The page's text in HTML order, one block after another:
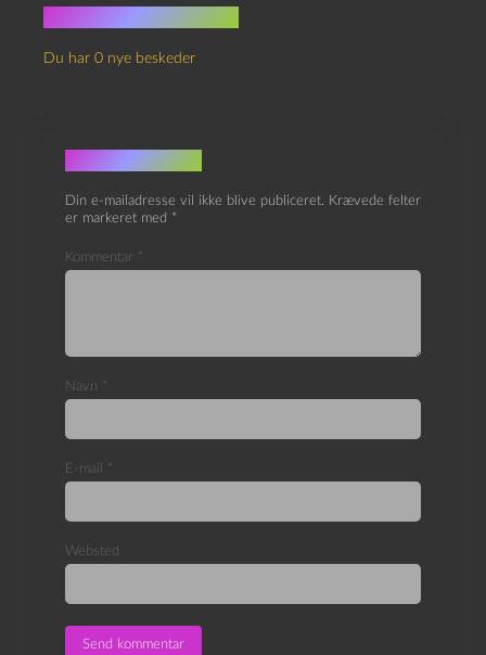
Du har 0 nye beskeder
Skriv et svar
Din e-mailadresse vil ikke blive publiceret.
Krævede felter
er markeret med *
Kommentar *
Navn *
E-mail *
Websted